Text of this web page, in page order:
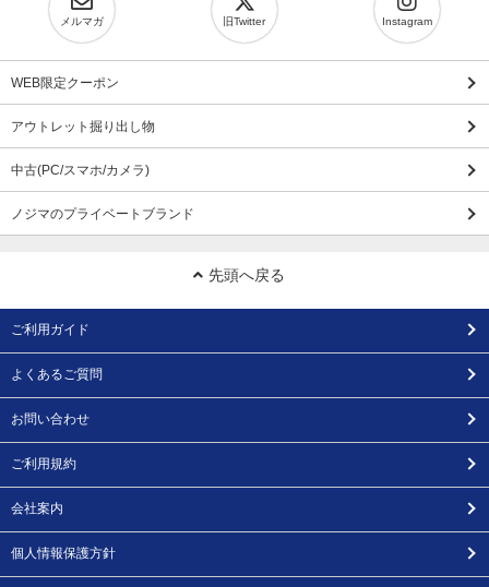
メルマガ 旧Twitter Instagram
WEB限定クーポン
アウトレット掘り出し物
中古(PC/スマホ/カメラ)
ノジマのプライベートブランド
先頭へ戻る
ご利用ガイド
よくあるご質問
お問い合わせ
ご利用規約
会社案内
個人情報保護方針